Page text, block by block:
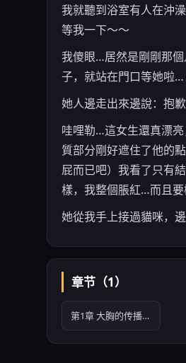
我就聽到浴室有人在沖
等我一下～～
我傻眼…居然是剛剛那
子，就站在門口等她啦…
她人邊走出來邊說：抱
哇哩勒…這女生還真漂
質部分剛好遮住了他的
屁而已吧）我看了只有
樣，我整個脹紅…而且
她從我手上接過貓咪，
章节（1）
第1章 大胸的传播小姐 第1章